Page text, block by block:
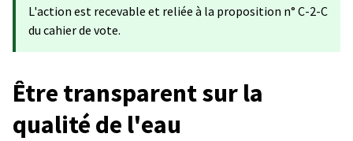
L'action est recevable et reliée à la proposition n° C-2-C
du cahier de vote.
Être transparent sur la
qualité de l'eau